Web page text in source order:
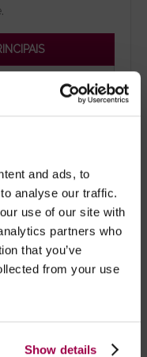
and ads, to
analyse our traffic.
use of our site with
partners who
that you’ve
from your use
Show details